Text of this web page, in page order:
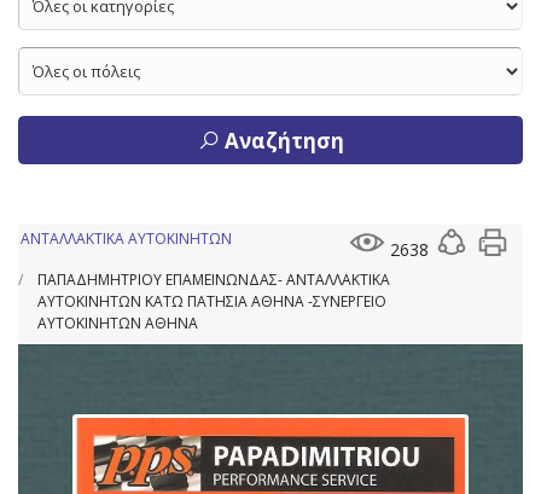
Αναζήτηση
2638
ΑΝΤΑΛΛΑΚΤΙΚΑ ΑΥΤΟΚΙΝΗΤΩΝ
ΠΑΠΑΔΗΜΗΤΡΙΟΥ ΕΠΑΜΕΙΝΩΝΔΑΣ- ΑΝΤΑΛΛΑΚΤΙΚΑ
ΑΥΤΟΚΙΝΗΤΩΝ ΚΑΤΩ ΠΑΤΗΣΙΑ ΑΘΗΝΑ -ΣΥΝΕΡΓΕΙΟ
ΑΥΤΟΚΙΝΗΤΩΝ ΑΘΗΝΑ